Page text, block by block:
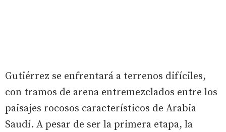
Gutiérrez se enfrentará a terrenos difíciles,
con tramos de arena entremezclados entre los
paisajes rocosos característicos de Arabia
Saudí. A pesar de ser la primera etapa, la